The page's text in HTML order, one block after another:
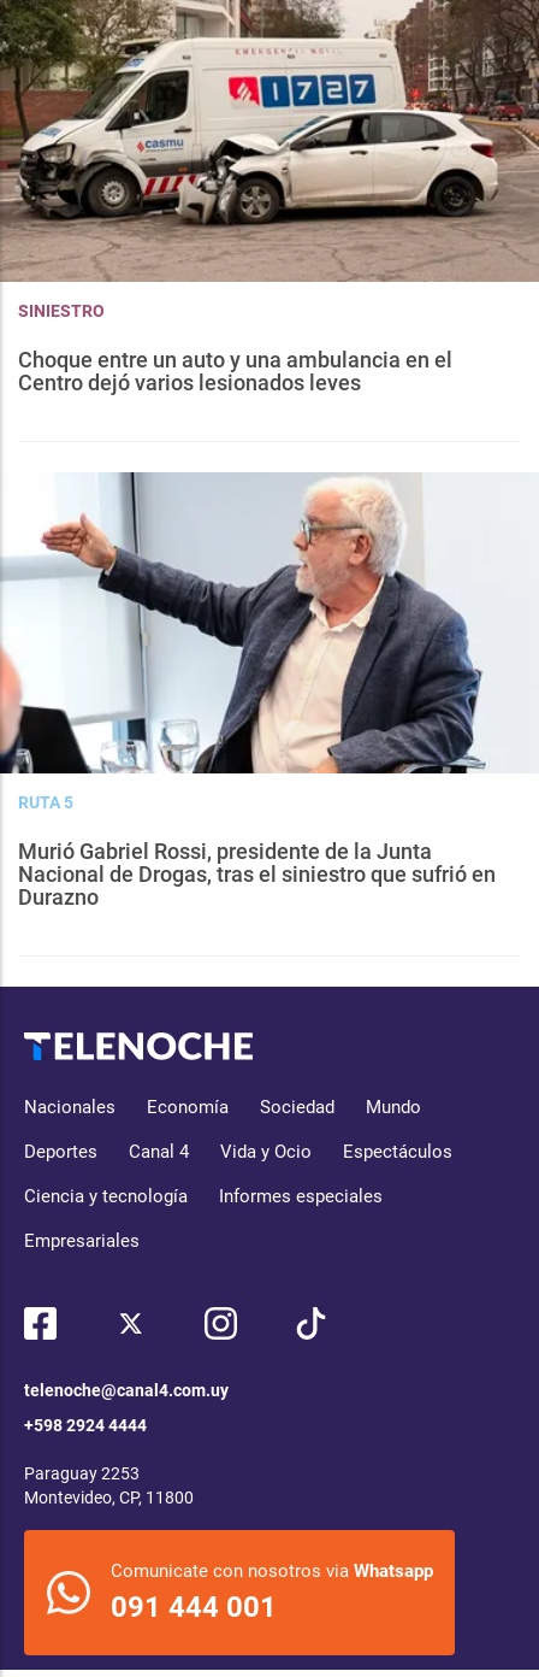
SINIESTRO
Choque entre un auto y una ambulancia en el
Centro dejó varios lesionados leves
RUTA 5
Murió Gabriel Rossi, presidente de la Junta
Nacional de Drogas, tras el siniestro que sufrió en
Durazno
Nacionales Economía Sociedad Mundo
Deportes Canal 4 Vida y Ocio Espectáculos
Ciencia y tecnología Informes especiales
Empresariales
telenoche@canal4.com.uy
+598 2924 4444
Paraguay 2253
Montevideo, CP, 11800
Comunicate con nosotros via Whatsapp
091 444 001